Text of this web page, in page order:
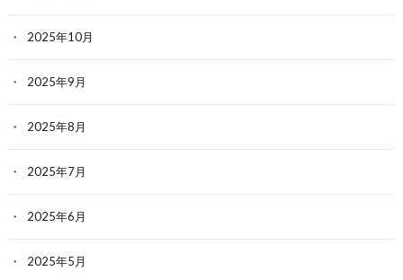
2025年10月
2025年9月
2025年8月
2025年7月
2025年6月
2025年5月